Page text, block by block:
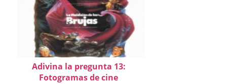
Adivina la pregunta 13:
Fotogramas de cine